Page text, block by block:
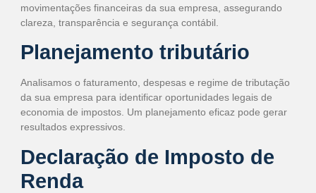
movimentações financeiras da sua empresa, assegurando
clareza, transparência e segurança contábil.
Planejamento tributário
Analisamos o faturamento, despesas e regime de tributação
da sua empresa para identificar oportunidades legais de
economia de impostos. Um planejamento eficaz pode gerar
resultados expressivos.
Declaração de Imposto de
Renda